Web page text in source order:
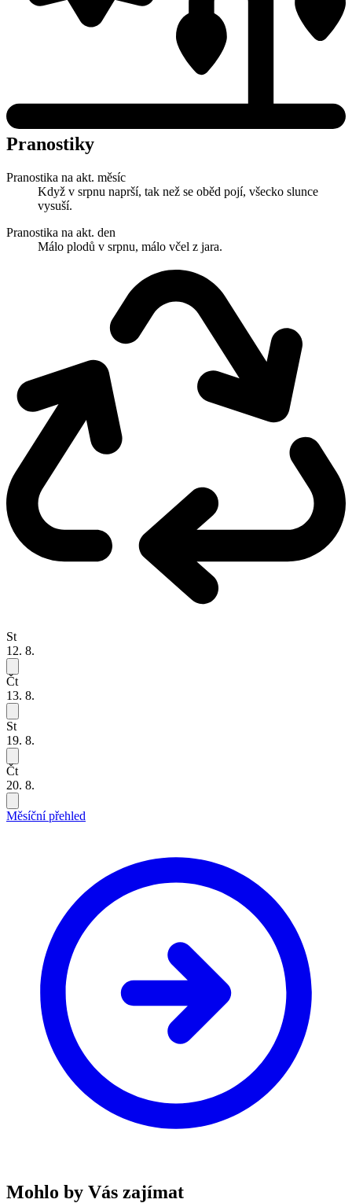
Pranostiky
Pranostika na akt. měsíc
Když v srpnu naprší, tak než se oběd pojí, všecko slunce
vysuší.
Pranostika na akt. den
Málo plodů v srpnu, málo včel z jara.
St
12. 8.
Čt
13. 8.
St
19. 8.
Čt
20. 8.
Měsíční přehled
Mohlo by Vás zajímat